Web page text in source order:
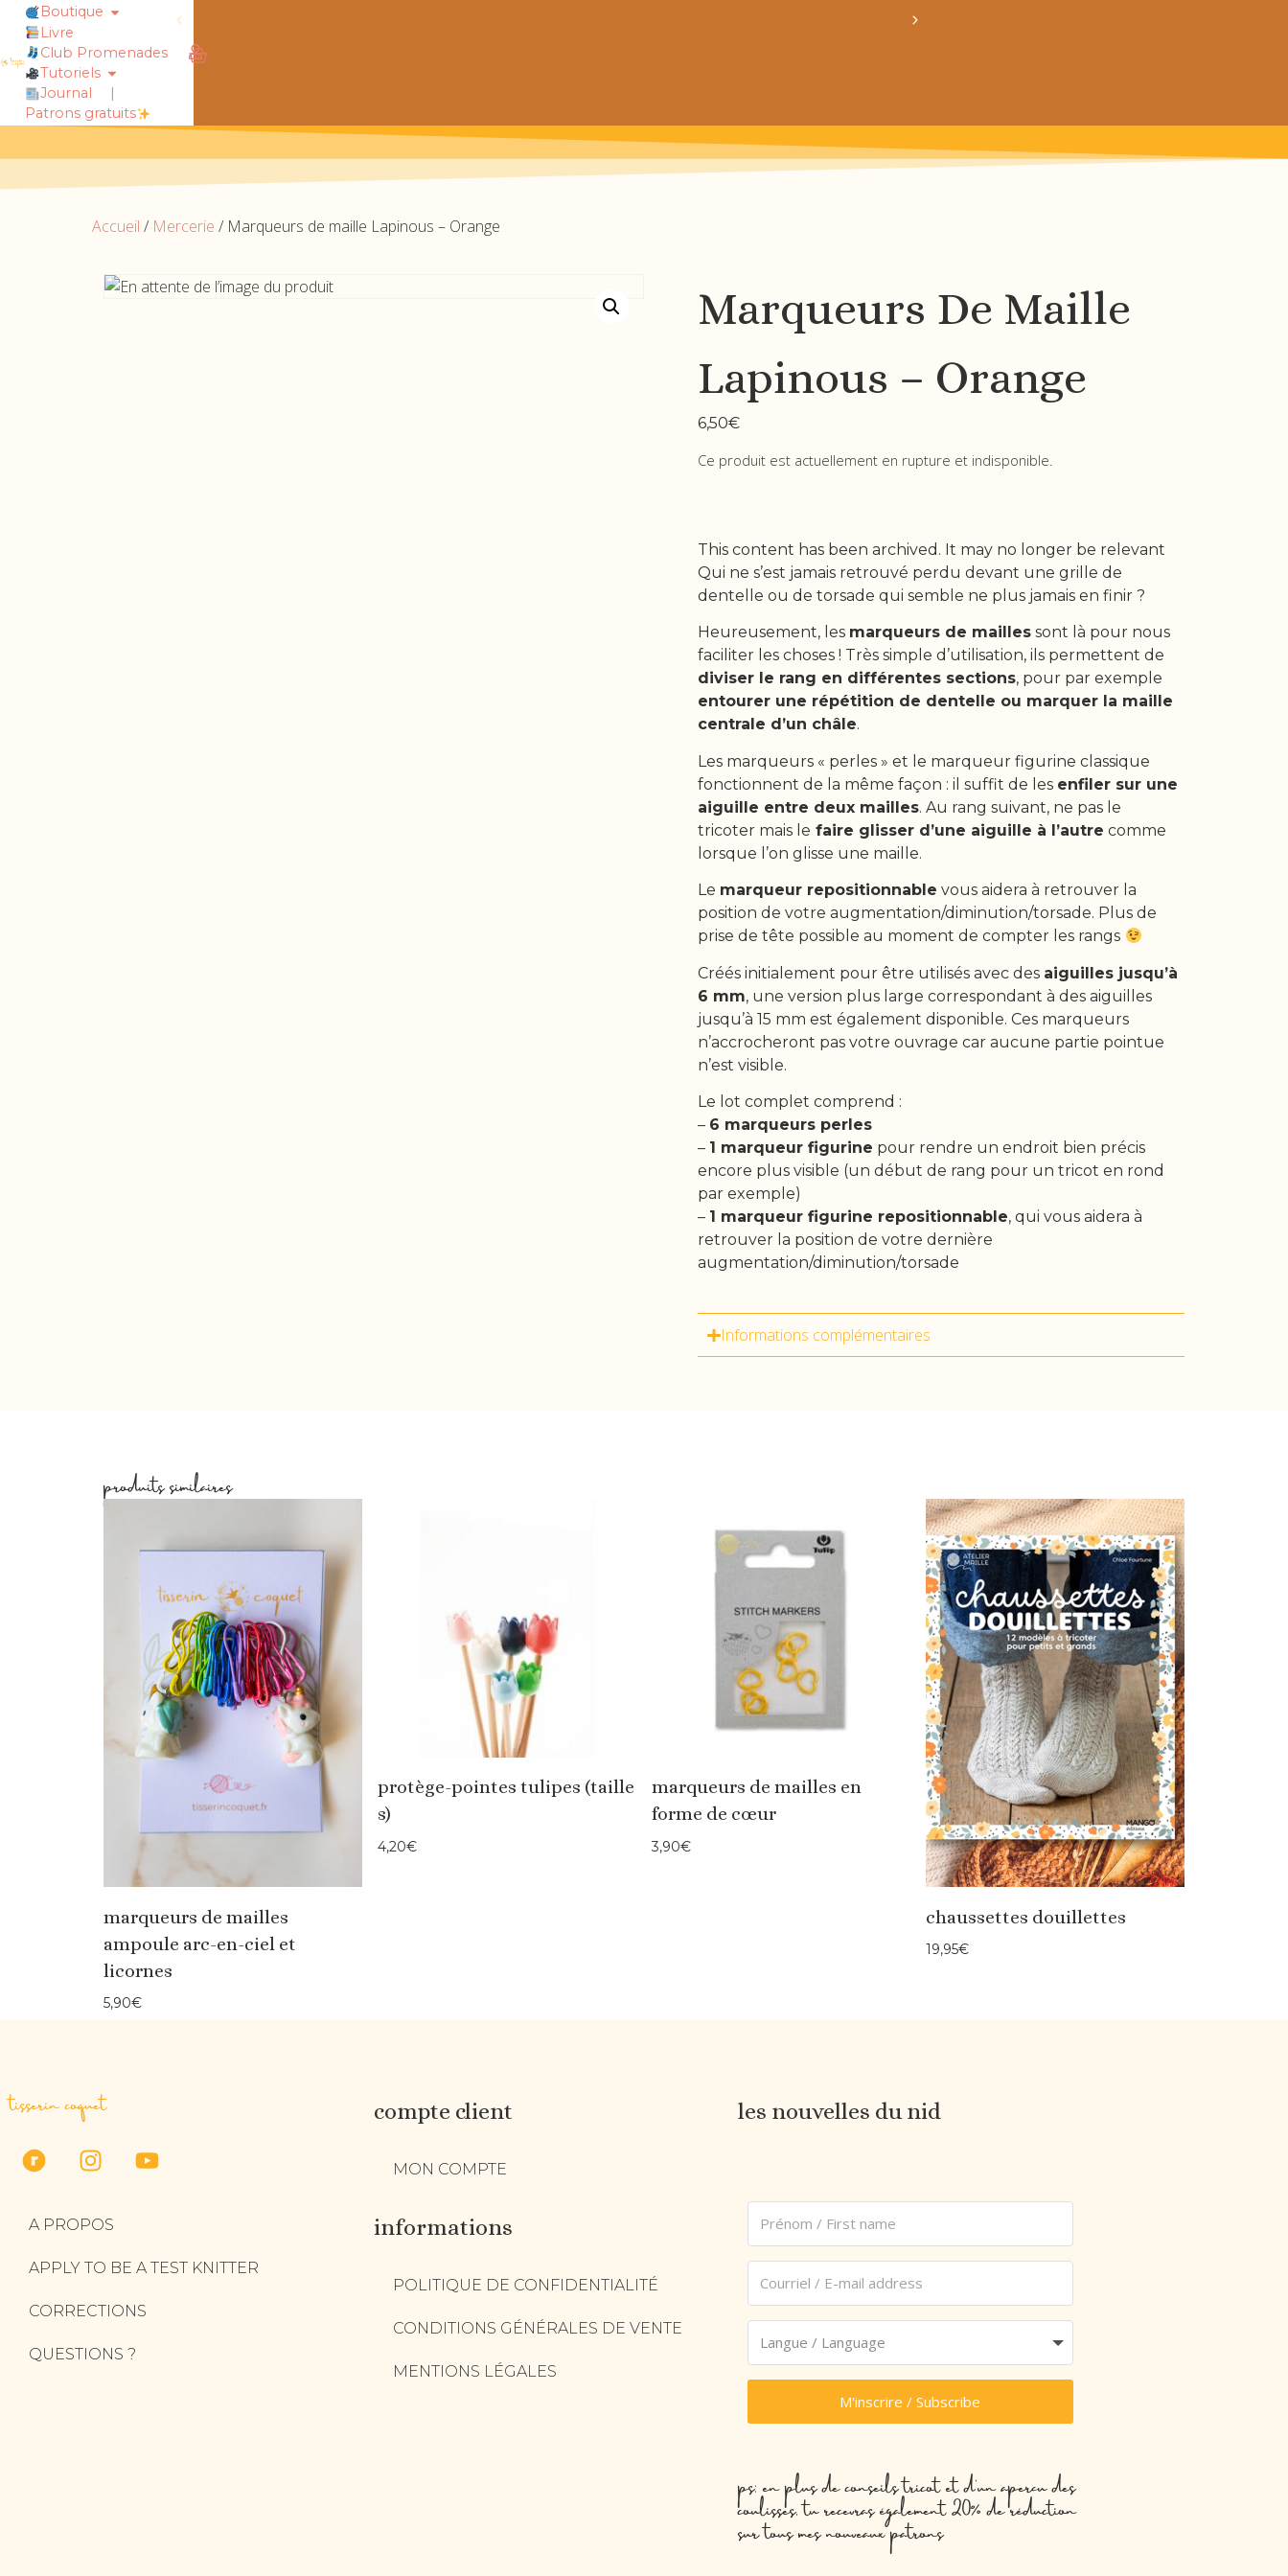
obtiens 20% de réduction sur ton prochain achat de patrons
Boutique
Livre
Club Promenades
Tutoriels
Journal
|
Patrons gratuits
Accueil / Mercerie / Marqueurs de maille Lapinous – Orange
Marqueurs De Maille
Lapinous – Orange
6,50€
Ce produit est actuellement en rupture et indisponible.
This content has been archived. It may no longer be relevant
Qui ne s’est jamais retrouvé perdu devant une grille de
dentelle ou de torsade qui semble ne plus jamais en finir ?
Heureusement, les marqueurs de mailles sont là pour nous
faciliter les choses ! Très simple d’utilisation, ils permettent de
diviser le rang en différentes sections, pour par exemple
entourer une répétition de dentelle ou marquer la maille
centrale d’un châle.
Les marqueurs « perles » et le marqueur figurine classique
fonctionnent de la même façon : il suffit de les enfiler sur une
aiguille entre deux mailles. Au rang suivant, ne pas le
tricoter mais le faire glisser d’une aiguille à l’autre comme
lorsque l’on glisse une maille.
Le marqueur repositionnable vous aidera à retrouver la
position de votre augmentation/diminution/torsade. Plus de
prise de tête possible au moment de compter les rangs
Créés initialement pour être utilisés avec des aiguilles jusqu’à
6 mm, une version plus large correspondant à des aiguilles
jusqu’à 15 mm est également disponible. Ces marqueurs
n’accrocheront pas votre ouvrage car aucune partie pointue
n’est visible.
Le lot complet comprend :
– 6 marqueurs perles
– 1 marqueur figurine pour rendre un endroit bien précis
encore plus visible (un début de rang pour un tricot en rond
par exemple)
– 1 marqueur figurine repositionnable, qui vous aidera à
retrouver la position de votre dernière
augmentation/diminution/torsade
Informations complémentaires
produits similaires
marqueurs de mailles
ampoule arc-en-ciel et
licornes
5,90€
protège-pointes tulipes (taille
s)
4,20€
marqueurs de mailles en
forme de cœur
3,90€
chaussettes douillettes
19,95€
tisserin coquet
A PROPOS
APPLY TO BE A TEST KNITTER
CORRECTIONS
QUESTIONS ?
compte client
MON COMPTE
informations
POLITIQUE DE CONFIDENTIALITÉ
CONDITIONS GÉNÉRALES DE VENTE
MENTIONS LÉGALES
les nouvelles du nid
M'inscrire / Subscribe
ps: en plus de conseils tricot et d’un aperçu des
coulisses, tu recevras également 20% de réduction
sur tous mes nouveaux patrons